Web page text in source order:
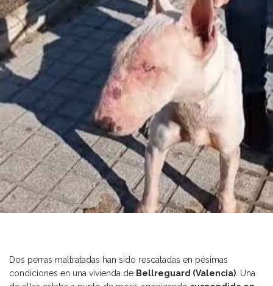
Dos perras maltratadas han sido rescatadas en pésimas
condiciones en una vivienda de Bellreguard (Valencia). Una